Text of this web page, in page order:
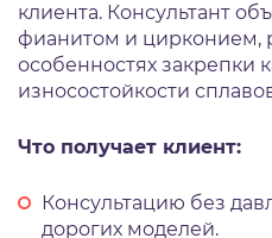
клиента. Консультант
фианитом и цирконием,
особенностях закрепки
износостойкости
Что получает клиент:
Консультацию без
дорогих моделей.